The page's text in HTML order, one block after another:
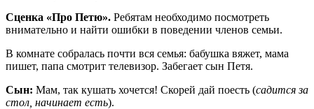
Сценка «Про Петю». Ребятам необходимо посмотреть
внимательно и найти ошибки в поведении членов семьи.
В комнате собралась почти вся семья: бабушка вяжет, мама
пишет, папа смотрит телевизор. Забегает сын Петя.
Сын: Мам, так кушать хочется! Скорей дай поесть (садится за
стол, начинает есть).